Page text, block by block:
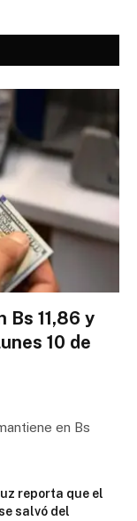
Bs 11,86 y
10 de
en Bs
reporta que el
salvó del